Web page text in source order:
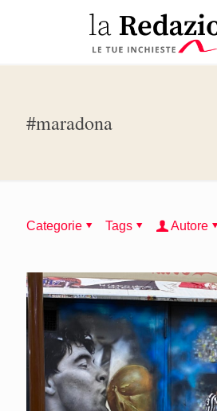
#maradona
Categorie Tags Autore